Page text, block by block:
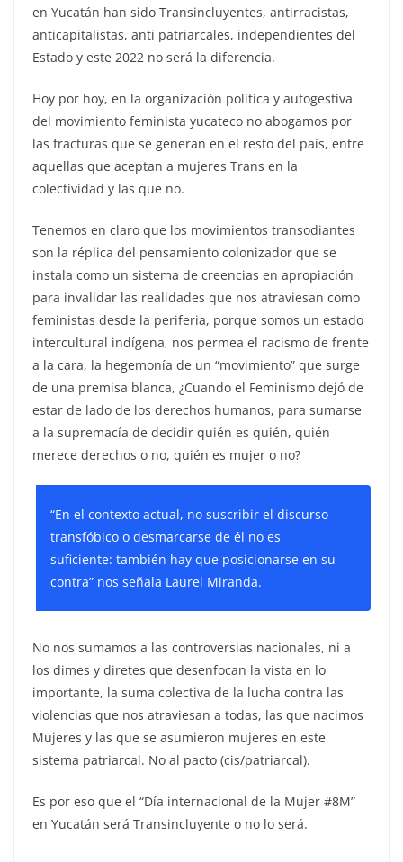
en Yucatán han sido Transincluyentes, antirracistas,
anticapitalistas, anti patriarcales, independientes del
Estado y este 2022 no será la diferencia.
Hoy por hoy, en la organización política y autogestiva
del movimiento feminista yucateco no abogamos por
las fracturas que se generan en el resto del país, entre
aquellas que aceptan a mujeres Trans en la
colectividad y las que no.
Tenemos en claro que los movimientos transodiantes
son la réplica del pensamiento colonizador que se
instala como un sistema de creencias en apropiación
para invalidar las realidades que nos atraviesan como
feministas desde la periferia, porque somos un estado
intercultural indígena, nos permea el racismo de frente
a la cara, la hegemonía de un “movimiento” que surge
de una premisa blanca, ¿Cuando el Feminismo dejó de
estar de lado de los derechos humanos, para sumarse
a la supremacía de decidir quién es quién, quién
merece derechos o no, quién es mujer o no?
“En el contexto actual, no suscribir el discurso
transfóbico o desmarcarse de él no es
suficiente: también hay que posicionarse en su
contra” nos señala Laurel Miranda.
No nos sumamos a las controversias nacionales, ni a
los dimes y diretes que desenfocan la vista en lo
importante, la suma colectiva de la lucha contra las
violencias que nos atraviesan a todas, las que nacimos
Mujeres y las que se asumieron mujeres en este
sistema patriarcal. No al pacto (cis/patriarcal).
Es por eso que el “Día internacional de la Mujer #8M”
en Yucatán será Transincluyente o no lo será.